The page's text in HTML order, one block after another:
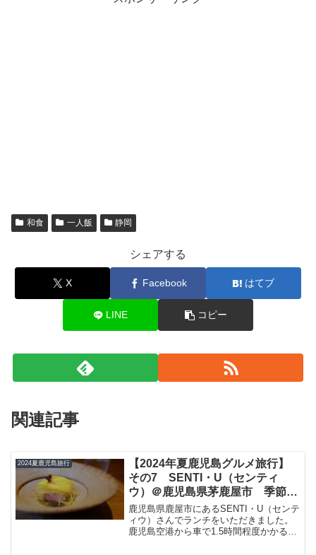
和食 一人飯 静岡
シェアする
X Facebook はてブ
LINE コピー
関連記事
2024夏鹿児島旅行
【2024年夏鹿児島グルメ旅行】
その7 SENTI・U（センティ
ウ）＠鹿児島県茅鹿屋市 季節を
感じるイタリアンの名店でランチ
をいただきました
鹿児島県鹿屋市にあるSENTI・U（センテ
ィウ）さんでランチをいただきました。
鹿児島空港から車で1.5時間程度かかる大